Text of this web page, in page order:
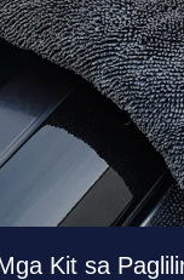
Kit sa